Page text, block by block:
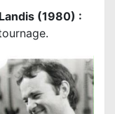
(1980) :